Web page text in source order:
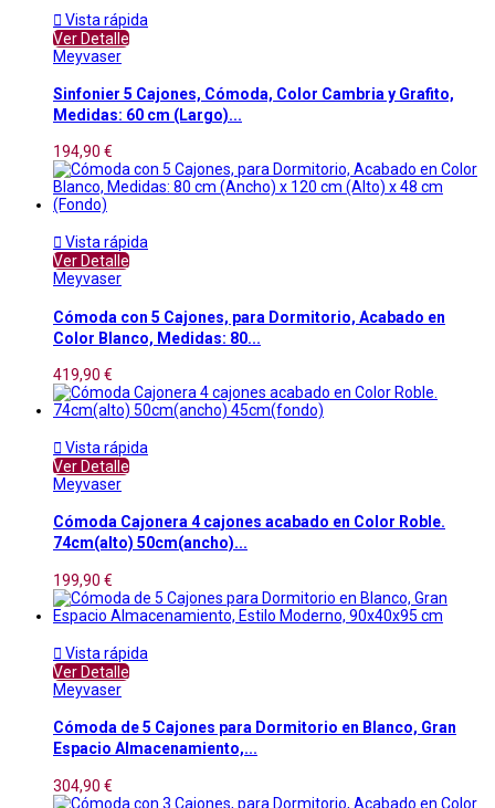
 Vista rápida
Ver Detalle
Meyvaser
Sinfonier 5 Cajones, Cómoda, Color Cambria y Grafito,
Medidas: 60 cm (Largo)...
194,90 €
 Vista rápida
Ver Detalle
Meyvaser
Cómoda con 5 Cajones, para Dormitorio, Acabado en
Color Blanco, Medidas: 80...
419,90 €
 Vista rápida
Ver Detalle
Meyvaser
Cómoda Cajonera 4 cajones acabado en Color Roble.
74cm(alto) 50cm(ancho)...
199,90 €
 Vista rápida
Ver Detalle
Meyvaser
Cómoda de 5 Cajones para Dormitorio en Blanco, Gran
Espacio Almacenamiento,...
304,90 €